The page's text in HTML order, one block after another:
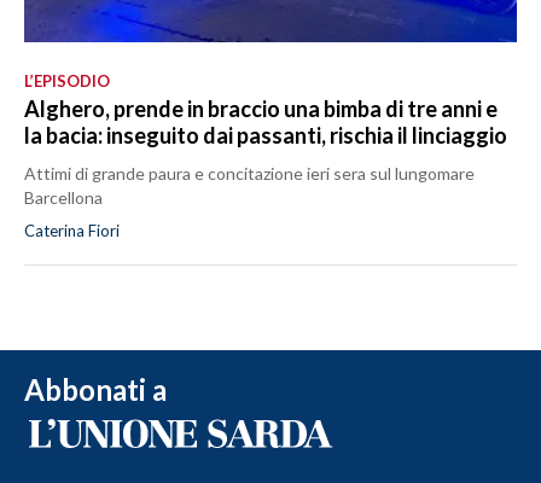
L’EPISODIO
Alghero, prende in braccio una bimba di tre anni e
la bacia: inseguito dai passanti, rischia il linciaggio
Attimi di grande paura e concitazione ieri sera sul lungomare
Barcellona
Caterina Fiori
Abbonati a